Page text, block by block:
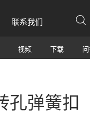
联系我们
视频 下载
孔弹簧扣